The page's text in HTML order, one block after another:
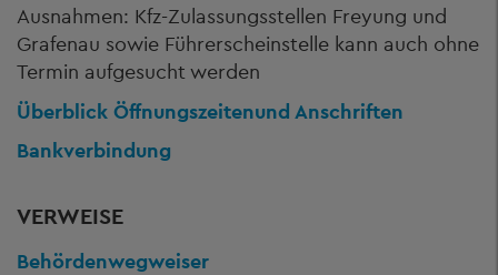
Ausnahmen: Kfz-Zulassungsstellen Freyung und
Grafenau sowie Führerscheinstelle kann auch ohne
Termin aufgesucht werden
Überblick Öffnungszeitenund Anschriften
Bankverbindung
VERWEISE
Behördenwegweiser